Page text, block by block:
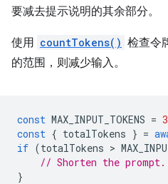
要减去提示说明的其余部分。
使用 countTokens() 检查令
的范围，则减少输入。
const MAX_INPUT_TOKENS =
const { totalTokens } =
if (totalTokens >
// Shorten the prompt.
}